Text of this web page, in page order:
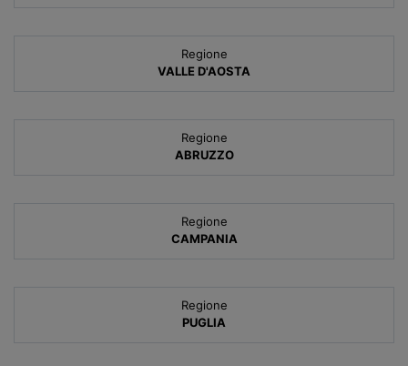
Regione
VALLE D'AOSTA
Regione
ABRUZZO
Regione
CAMPANIA
Regione
PUGLIA